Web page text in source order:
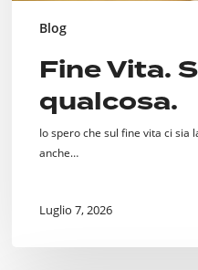
Blog
Fine Vita.
qualcosa.
Io spero che sul fine vita ci sia
anche…
Luglio 7, 2026